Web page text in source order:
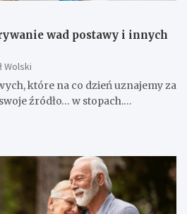
wad postawy i innych
Wolski
które na co dzień uznajemy za
źródło… w stopach.…